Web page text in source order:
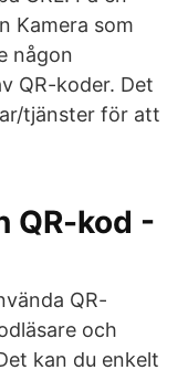
Kamera som
någon
QR-koder. Det
tjänster för att
QR-kod -
QR-
och
kan du enkelt